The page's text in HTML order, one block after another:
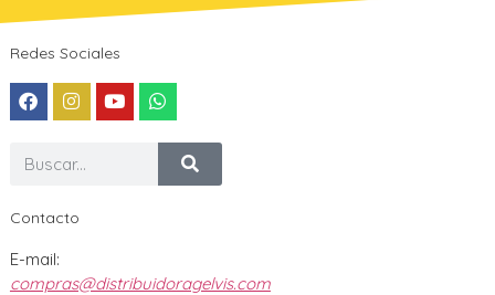
Redes Sociales
Contacto
E-mail:
compras@distribuidoragelvis.com